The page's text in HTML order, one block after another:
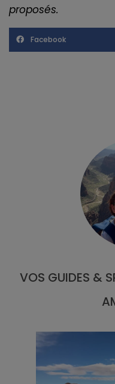
proposés.
Facebook
VOS GUIDES &